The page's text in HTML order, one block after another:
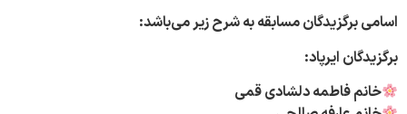
اسامی برگزیدگان مسابقه به شرح زیر می‌باشد:
برگزیدگان ایرپاد:
خانم فاطمه دلشادی قمی